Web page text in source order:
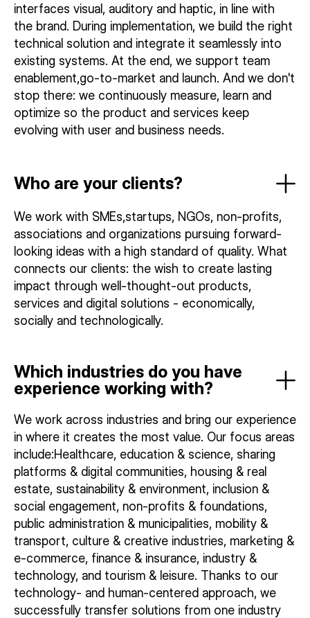
interfaces visual, auditory and haptic, in line with
the brand. During implementation, we build the right
technical solution and integrate it seamlessly into
existing systems. At the end, we support team
enablement,go-to-market and launch. And we don't
stop there: we continuously measure, learn and
optimize so the product and services keep
evolving with user and business needs.
Who are your clients?
We work with SMEs,startups, NGOs, non-profits,
associations and organizations pursuing forward-
looking ideas with a high standard of quality. What
connects our clients: the wish to create lasting
impact through well-thought-out products,
services and digital solutions - economically,
socially and technologically.
Which industries do you have
experience working with?
We work across industries and bring our experience
in where it creates the most value. Our focus areas
include:Healthcare, education & science, sharing
platforms & digital communities, housing & real
estate, sustainability & environment, inclusion &
social engagement, non-profits & foundations,
public administration & municipalities, mobility &
transport, culture & creative industries, marketing &
e-commerce, finance & insurance, industry &
technology, and tourism & leisure. Thanks to our
technology- and human-centered approach, we
successfully transfer solutions from one industry